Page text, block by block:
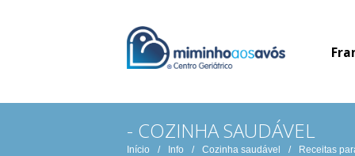
- COZINHA SAUDÁVEL
Início / Info / Cozinha saudável / Receitas